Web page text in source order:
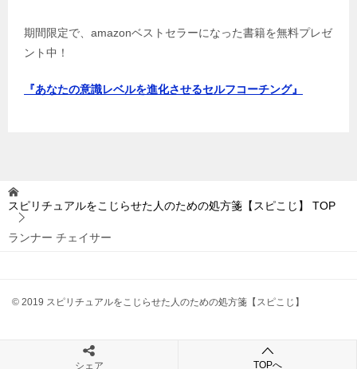
期間限定で、amazonベストセラーになった書籍を無料プレゼ
ント中！
『あなたの意識レベルを進化させるセルフコーチング』
スピリチュアルをこじらせた人のための処方箋【スピこじ】 TOP
ランナー チェイサー
© 2019 スピリチュアルをこじらせた人のための処方箋【スピこじ】
シェア TOPへ